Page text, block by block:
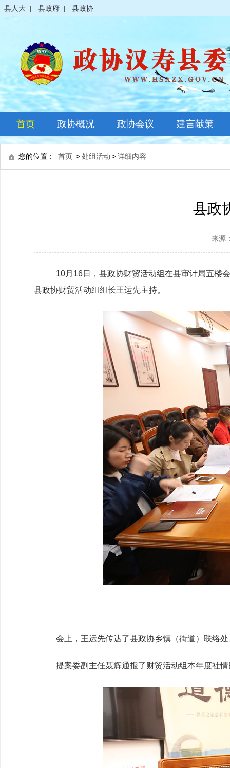
县人大 | 县政府 | 县政协
首页 政协概况
领导之窗
政协章程
政协会议
常委会议
建言献策
您的位置： 首页 >处组活动 >详细内容
县政
来源
10月16日，县政协财贸活动组在县审计局五楼
县政协财贸活动组组长王运先主持。
会上，王运先传达了县政协乡镇（街道）联络
提案委副主任聂辉通报了财贸活动组本年度社